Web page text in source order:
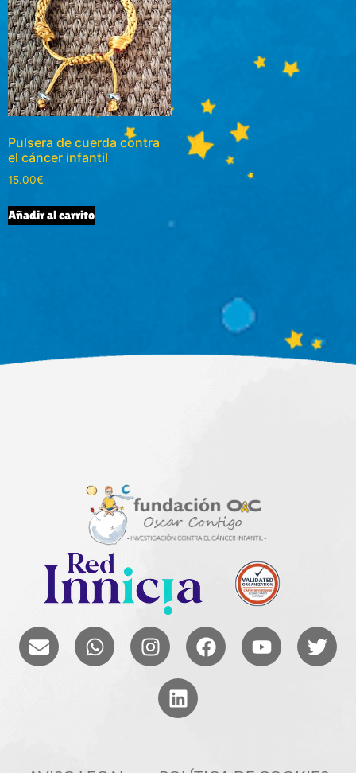
Pulsera de cuerda contra
el cáncer infantil
15.00€
Añadir al carrito